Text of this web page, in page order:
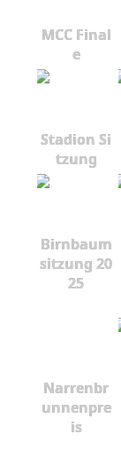
MCC Final
e
Stadion Si
tzung
Birnbaum
sitzung 20
25
Narrenbr
unnenpre
is